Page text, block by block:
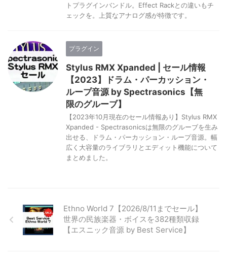
トプラグインバンドル。Effect Rackとの違いもチ
ェックを。上質なアナログ感が特徴です。
プラグイン
Stylus RMX Xpanded | セール情報
【2023】ドラム・パーカッション・
ループ音源 by Spectrasonics【無
限のグルーブ】
【2023年10月現在のセール情報あり】Stylus RMX
Xpanded - Spectrasonicsは無限のグルーブを生み
出せる、ドラム・パーカッション・ループ音源。幅
広く大容量のライブラリとエディット機能について
まとめました。
Ethno World 7【2026/8/11までセール】
世界の民族楽器・ボイスを382種類収録
【エスニック音源 by Best Service】